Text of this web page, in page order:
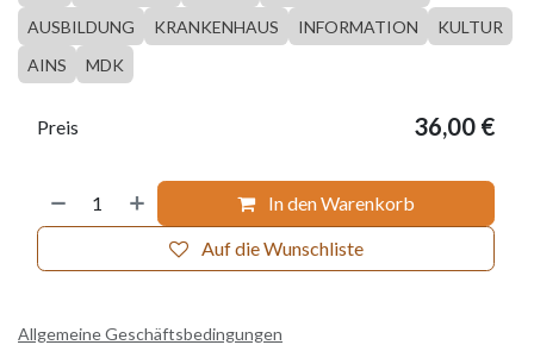
AUSBILDUNG
KRANKENHAUS INFORMATION
KULTUR
AINS
MDK
In den Warenkorb
Auf die Wunschliste
Preis 36,00 €
Allgemeine Geschäftsbedingungen